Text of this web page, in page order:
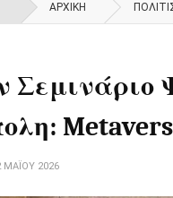
ΑΡΧΙΚΉ
Σεμινάριο
ΜΑΪ́ΟΥ 2026